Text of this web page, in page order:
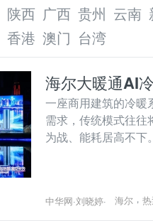
陕西 广西 贵州 云南
香港 澳门 台湾
海尔大暖通AI
一座商用建筑的冷暖
需求，传统模式往往
为战、能耗居高不下
中华网·刘晓婷· 海尔 ，